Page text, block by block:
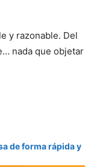
y razonable. Del
nada que objetar
de forma rápida y